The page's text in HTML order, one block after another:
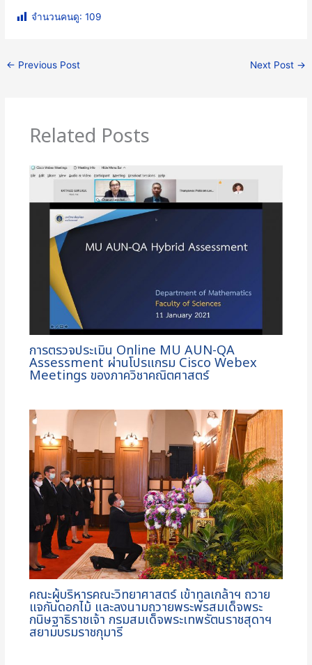
จำนวนคนดู: 109
← Previous Post Next Post →
Related Posts
การตรวจประเมิน Online MU AUN-QA
Assessment ผ่านโปรแกรม Cisco Webex
Meetings ของภาควิชาคณิตศาสตร์
คณะผู้บริหารคณะวิทยาศาสตร์ เข้าทูลเกล้าฯ ถวาย
แจกันดอกไม้ และลงนามถวายพระพรสมเด็จพระ
กนิษฐาธิราชเจ้า กรมสมเด็จพระเทพรัตนราชสุดาฯ
สยามบรมราชกุมารี